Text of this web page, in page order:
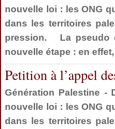
nouvelle loi : les ONG
dans les territoires
pression. La pseudo
nouvelle étape : en
Petition à l’appel
Génération Palestine -
nouvelle loi : les ONG
dans les territoires